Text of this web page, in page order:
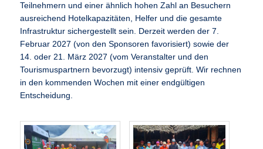
Teilnehmern und einer ähnlich hohen Zahl an Besuchern
ausreichend Hotelkapazitäten, Helfer und die gesamte
Infrastruktur sichergestellt sein. Derzeit werden der 7.
Februar 2027 (von den Sponsoren favorisiert) sowie der
14. oder 21. März 2027 (vom Veranstalter und den
Tourismuspartnern bevorzugt) intensiv geprüft. Wir rechnen
in den kommenden Wochen mit einer endgültigen
Entscheidung.